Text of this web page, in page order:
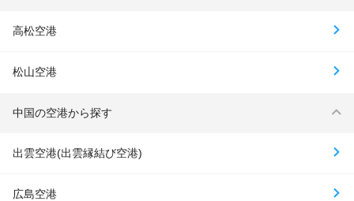
高松空港
松山空港
中国の空港から探す
出雲空港(出雲縁結び空港)
広島空港